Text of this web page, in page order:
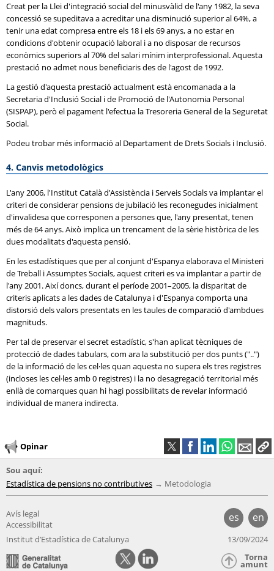
Creat per la Llei d'integració social del minusvàlid de l'any 1982, la seva
concessió se supeditava a acreditar una disminució superior al 64%, a
tenir una edat compresa entre els 18 i els 69 anys, a no estar en
condicions d'obtenir ocupació laboral i a no disposar de recursos
econòmics superiors al 70% del salari mínim interprofessional. Aquesta
prestació no admet nous beneficiaris des de l'agost de 1992.
La gestió d'aquesta prestació actualment està encomanada a la
Secretaria d'Inclusió Social i de Promoció de l'Autonomia Personal
(SISPAP), però el pagament l'efectua la Tresoreria General de la Seguretat
Social.
Podeu trobar més informació al Departament de Drets Socials i Inclusió.
4. Canvis metodològics
L'any 2006, l'Institut Català d'Assistència i Serveis Socials va implantar el
criteri de considerar pensions de jubilació les reconegudes inicialment
d'invalidesa que corresponen a persones que, l'any presentat, tenen
més de 64 anys. Això implica un trencament de la sèrie històrica de les
dues modalitats d'aquesta pensió.
En les estadístiques que per al conjunt d'Espanya elaborava el Ministeri
de Treball i Assumptes Socials, aquest criteri es va implantar a partir de
l'any 2001. Així doncs, durant el període 2001–2005, la disparitat de
criteris aplicats a les dades de Catalunya i d'Espanya comporta una
distorsió dels valors presentats en les taules de comparació d'ambdues
magnituds.
Per tal de preservar el secret estadístic, s'han aplicat tècniques de
protecció de dades tabulars, com ara la substitució per dos punts ("..")
de la informació de les cel·les quan aquesta no supera els tres registres
(incloses les cel·les amb 0 registres) i la no desagregació territorial més
enllà de comarques quan hi hagi possibilitats de revelar informació
individual de manera indirecta.
Opinar
Sou aquí:
Estadística de pensions no contributives
Metodologia
es en
Avís legal
Accessibilitat
Institut d’Estadística de Catalunya
13/09/2024
Torna
amunt